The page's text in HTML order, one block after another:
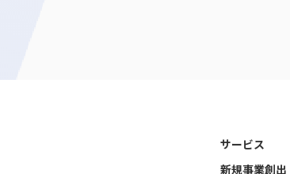
サービス
新規事業創出